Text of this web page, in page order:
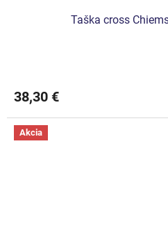
Taška cross
38,30 €
Akcia